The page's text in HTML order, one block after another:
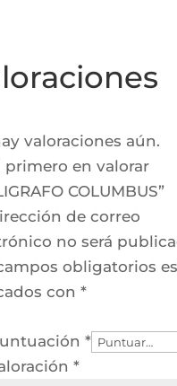
valoraciones aún.
primero en valorar
COLUMBUS”
de correo
no será
obligatorios
con *
*
*